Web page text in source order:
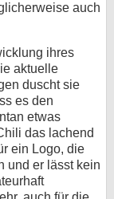
auch
ihres
aktuelle
duscht sie
es den
etwas
das lachend
ein Logo, die
und er lässt kein